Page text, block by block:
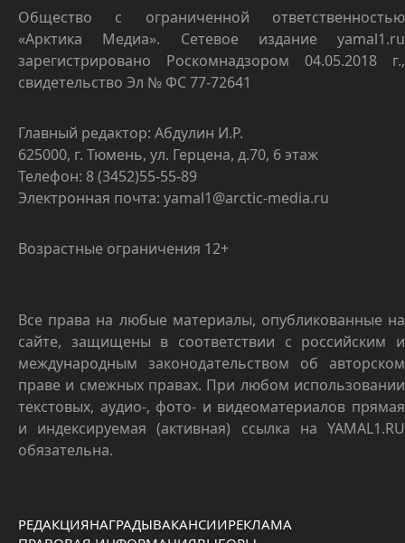
Общество с ограниченной ответственностью
«Арктика Медиа». Сетевое издание yamal1.ru
зарегистрировано Роскомнадзором 04.05.2018 г.,
свидетельство Эл № ФС 77-72641
Главный редактор: Абдулин И.Р.
625000, г. Тюмень, ул. Герцена, д.70, 6 этаж
Телефон: 8 (3452)55-55-89
Электронная почта: yamal1@arctic-media.ru
Возрастные ограничения 12+
Все права на любые материалы, опубликованные на
сайте, защищены в соответствии с российским и
международным законодательством об авторском
праве и смежных правах. При любом использовании
текстовых, аудио-, фото- и видеоматериалов прямая
и индексируемая (активная) ссылка на YAMAL1.RU
обязательна.
РЕДАКЦИЯНАГРАДЫВАКАНСИИРЕКЛАМА